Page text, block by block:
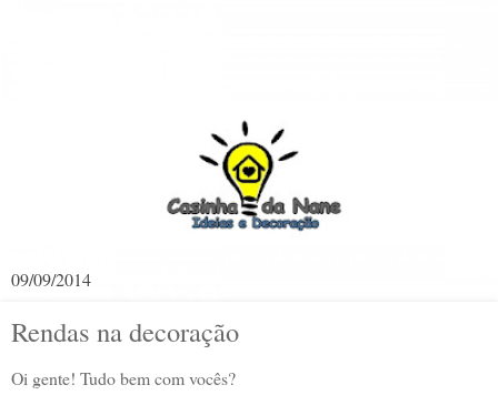
09/09/2014
Rendas na decoração
Oi gente! Tudo bem com vocês?